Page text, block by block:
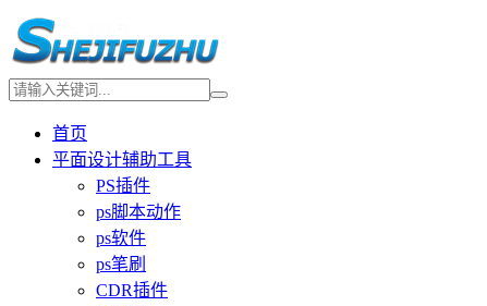
首页
平面设计辅助工具
PS插件
ps脚本动作
ps软件
ps笔刷
CDR插件